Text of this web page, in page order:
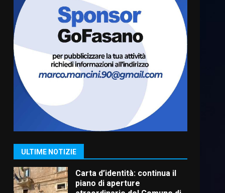
ULTIME NOTIZIE
escluso dal campionato
5 Agosto 2026 17:30
7
Truffatori in azione nelle
frazioni fasanesi
5 Agosto 2026 11:03
1
Fasanese ferito a colpi di
arma da fuoco
6 Agosto 2026 18:13
Carta d’identità: continua il
piano di aperture